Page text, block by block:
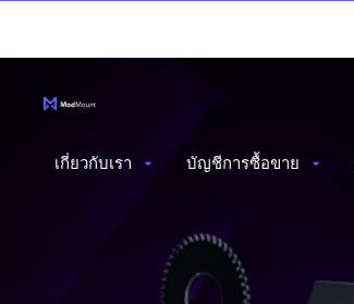
เกี่ยวกับเรา บัญชีการซื้อขาย